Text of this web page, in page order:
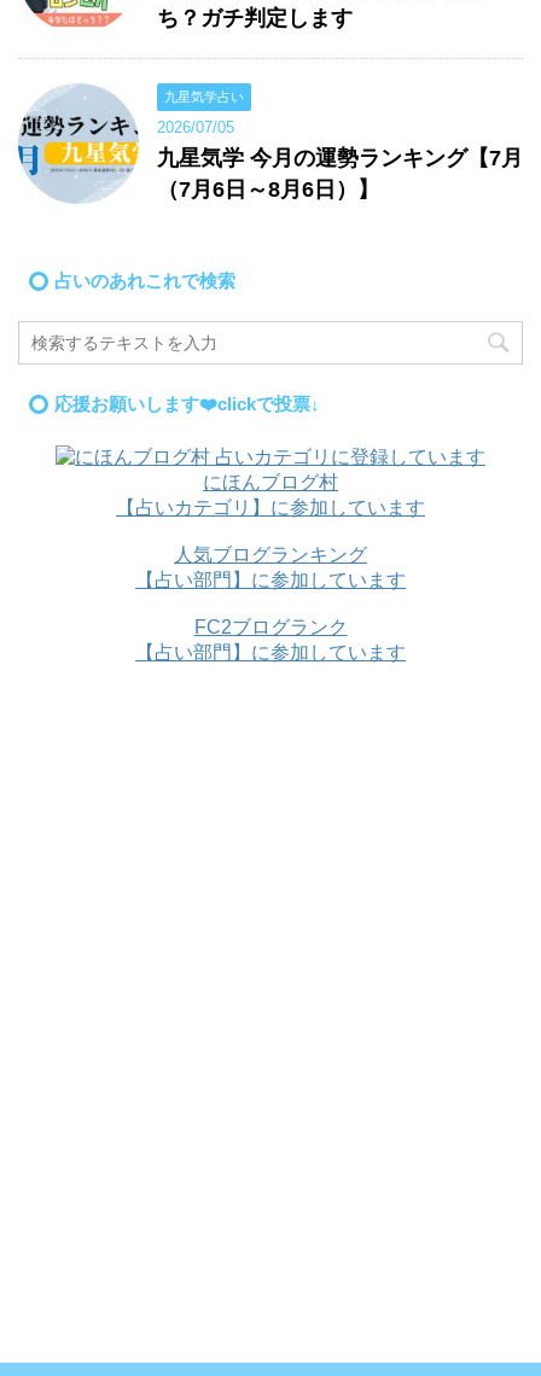
ち？ガチ判定します
九星気学占い
2026/07/05
九星気学 今月の運勢ランキング【7月
（7月6日～8月6日）】
占いのあれこれで検索
応援お願いします❤️clickで投票↓
にほんブログ村
【占いカテゴリ】に参加しています
人気ブログランキング
【占い部門】に参加しています
FC2ブログランク
【占い部門】に参加しています